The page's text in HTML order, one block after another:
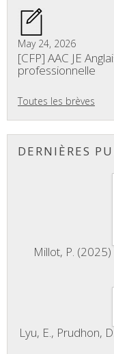
May 24, 2026
[CFP] AAC JE
professionnelle
Toutes les brèves
DERNIÈRES
Millot, P.
Lyu, E., Prudhon,